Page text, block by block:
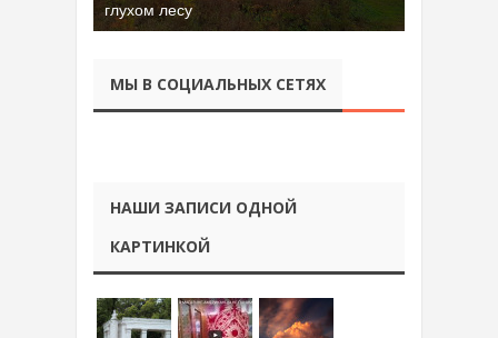
глухом лесу
МЫ В СОЦИАЛЬНЫХ СЕТЯХ
НАШИ ЗАПИСИ ОДНОЙ
КАРТИНКОЙ